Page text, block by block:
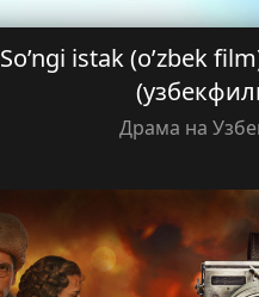
So’ngi istak (o’zbek
Драма на